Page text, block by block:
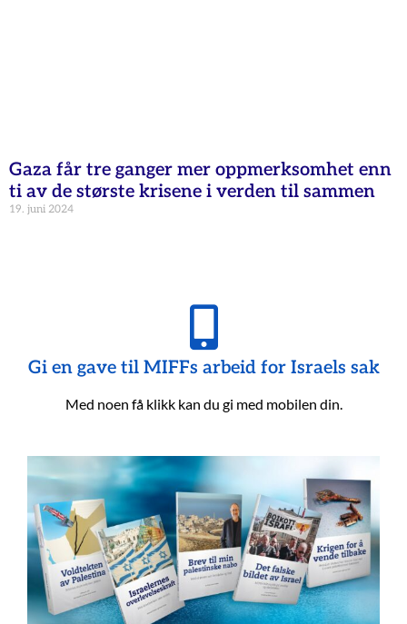
Gaza får tre ganger mer oppmerksomhet enn
ti av de største krisene i verden til sammen
19. juni 2024
Gi en gave til MIFFs arbeid for Israels sak
Med noen få klikk kan du gi med mobilen din.